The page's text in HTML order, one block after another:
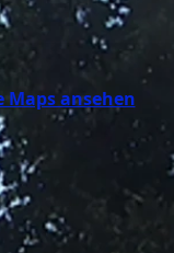
Maps ansehen